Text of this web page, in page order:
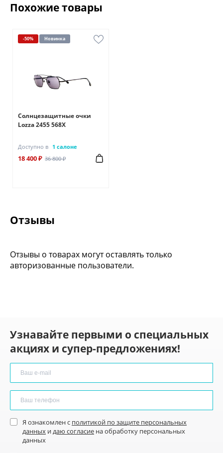
Похожие товары
-50% Новинка
Солнцезащитные очки
Lozza 2455 568X
Доступно в 1 салоне
18 400 ₽ 36 800 ₽
Отзывы
Отзывы о товарах могут оставлять только
авторизованные пользователи.
Узнавайте первыми о специальных
акциях и супер-предложениях!
Я ознакомлен с политикой по защите персональных
данных идаю согласие на обработку персональных
данных